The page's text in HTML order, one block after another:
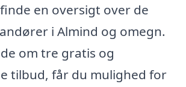
en oversigt over de
i Almind og omegn.
om tre gratis og
tilbud, får du mulighed for